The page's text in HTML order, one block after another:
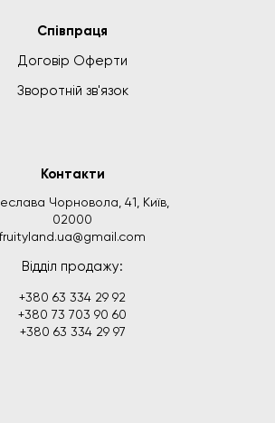
Співпраця
Договір Оферти
Зворотній зв'язок
Контакти
Чорновола, 41, Київ,
02000
fruityland.ua@gmail.com
Відділ продажу:
+380 63 334 29 92
+380 73 703 90 60
+380 63 334 29 97